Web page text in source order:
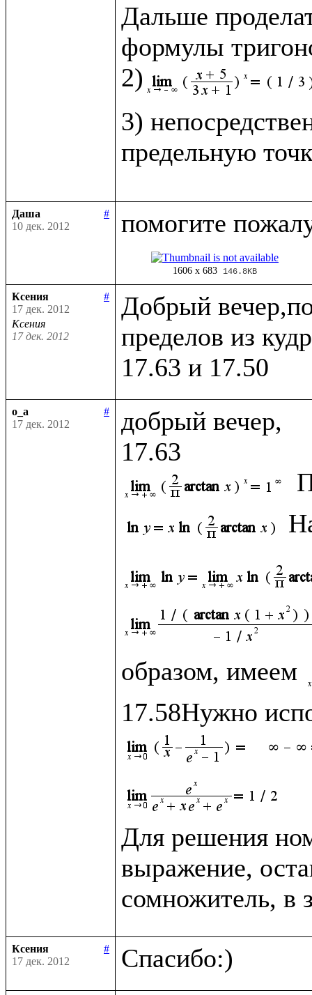
Дальше
формулы
2)
3)
предельную
Даша
#
10 дек. 2012
1606 x 683 146.8KB
Ксения
#
17 дек. 2012
Ксения
17 дек. 2012
Добрый
пределов из
o_a
#
17 дек. 2012
добрый вечер,
образом, имеем
Для решения
выражение,
сомножитель, в
Ксения
#
17 дек. 2012